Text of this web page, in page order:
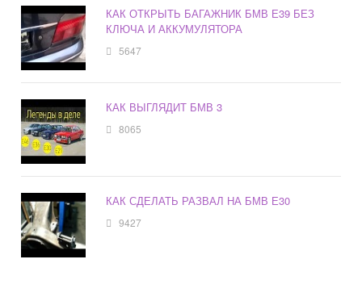
КАК ОТКРЫТЬ БАГАЖНИК БМВ Е39 БЕЗ
КЛЮЧА И АККУМУЛЯТОРА
5647
КАК ВЫГЛЯДИТ БМВ 3
8065
КАК СДЕЛАТЬ РАЗВАЛ НА БМВ Е30
9427